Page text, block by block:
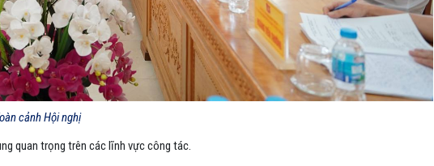
cảnh Hội nghị
quan trọng trên các lĩnh vực công tác.